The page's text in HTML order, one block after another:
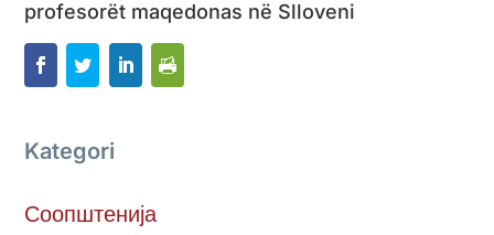
profesorët maqedonas në Slloveni
Kategori
Соопштенија